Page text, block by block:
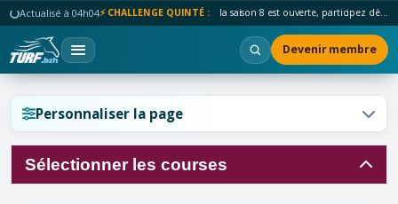
Actualisé à 04h04⚡ CHALLENGE QUINTÉ : la saison 8 est ouverte, participez dès maintenant !
Devenir membre
Personnaliser la page
Sélectionner les courses
Réinitialiser l'affichage ?